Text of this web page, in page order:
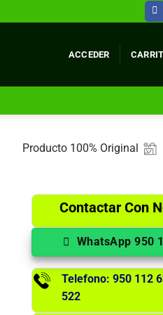
ACCEDER
Producto 100% Original
Contactar Con
WhatsApp 950
Telefono: 950 112
522